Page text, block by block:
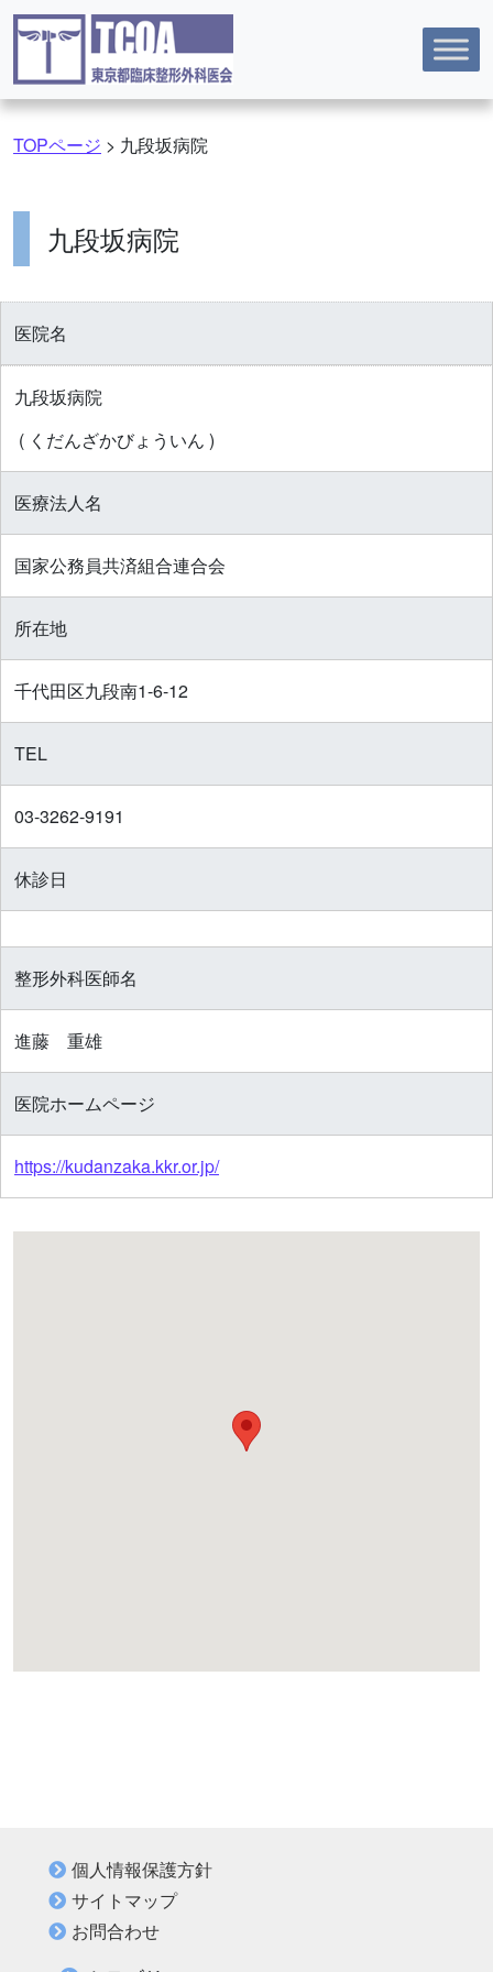
コンテンツへスキップ
TOPページ > 九段坂病院
九段坂病院
医院名
九段坂病院
( くだんざかびょういん )
医療法人名
国家公務員共済組合連合会
所在地
千代田区九段南1-6-12
TEL
03-3262-9191
休診日
整形外科医師名
進藤 重雄
医院ホームページ
https://kudanzaka.kkr.or.jp/
個人情報保護方針
サイトマップ
お問合わせ